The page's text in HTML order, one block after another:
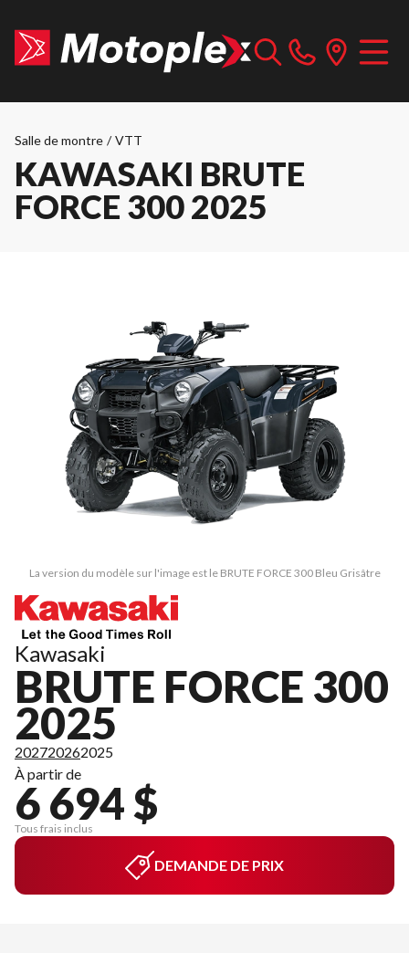
Salle de montre / VTT
KAWASAKI BRUTE
FORCE 300 2025
La version du modèle sur l'image est le BRUTE FORCE 300 Bleu Grisâtre
Kawasaki
BRUTE FORCE 300
2025
202720262025
À partir de
6 694 $
Tous frais inclus
DEMANDE DE PRIX